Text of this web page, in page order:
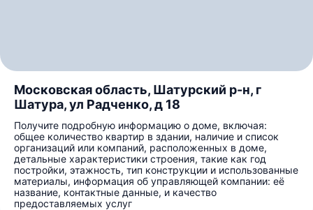
Московская область, Шатурский р-н, г
Шатура, ул Радченко, д 18
Получите подробную информацию о доме, включая:
общее количество квартир в здании, наличие и список
организаций или компаний, расположенных в доме,
детальные характеристики строения, такие как год
постройки, этажность, тип конструкции и использованные
материалы, информация об управляющей компании: её
название, контактные данные, и качество
предоставляемых услуг